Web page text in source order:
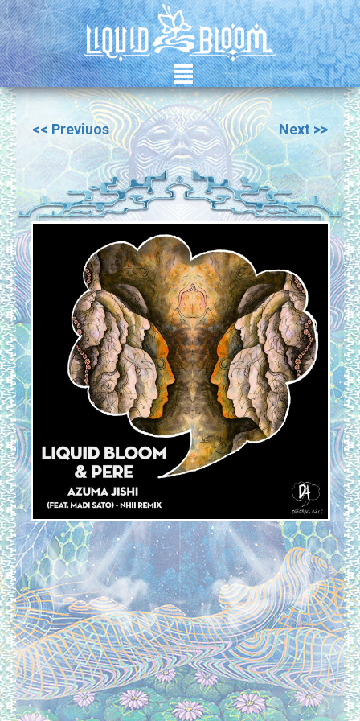
²
<< Previuos Next >>